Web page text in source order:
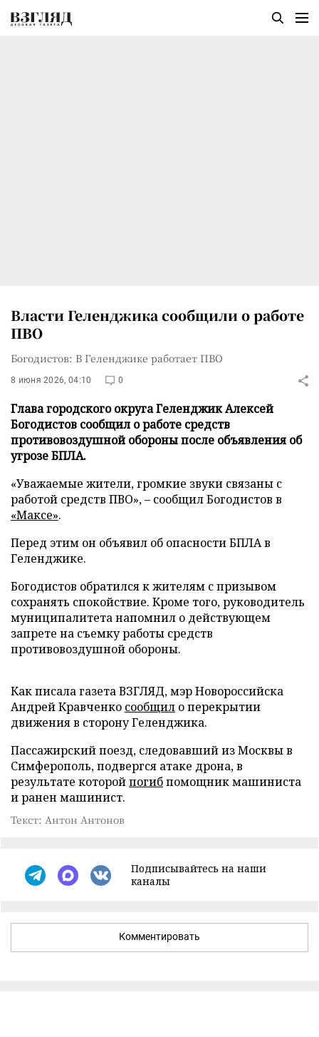
Власти Геленджика сообщили о работе
ПВО
Богодистов: В Геленджике работает ПВО
8 июня 2026, 04:10 0
Глава городского округа Геленджик Алексей
Богодистов сообщил о работе средств
противовоздушной обороны после объявления об
угрозе БПЛА.
«Уважаемые жители, громкие звуки связаны с
работой средств ПВО», – сообщил Богодистов в
«Максе».
Перед этим он объявил об опасности БПЛА в
Геленджике.
Богодистов обратился к жителям с призывом
сохранять спокойствие. Кроме того, руководитель
муниципалитета напомнил о действующем
запрете на съемку работы средств
противовоздушной обороны.
Как писала газета ВЗГЛЯД, мэр Новороссийска
Андрей Кравченко сообщил о перекрытии
движения в сторону Геленджика.
Пассажирский поезд, следовавший из Москвы в
Симферополь, подвергся атаке дрона, в
результате которойпогибпомощник машиниста
и ранен машинист.
Текст: Антон Антонов
Подписывайтесь на наши
каналы
Комментировать